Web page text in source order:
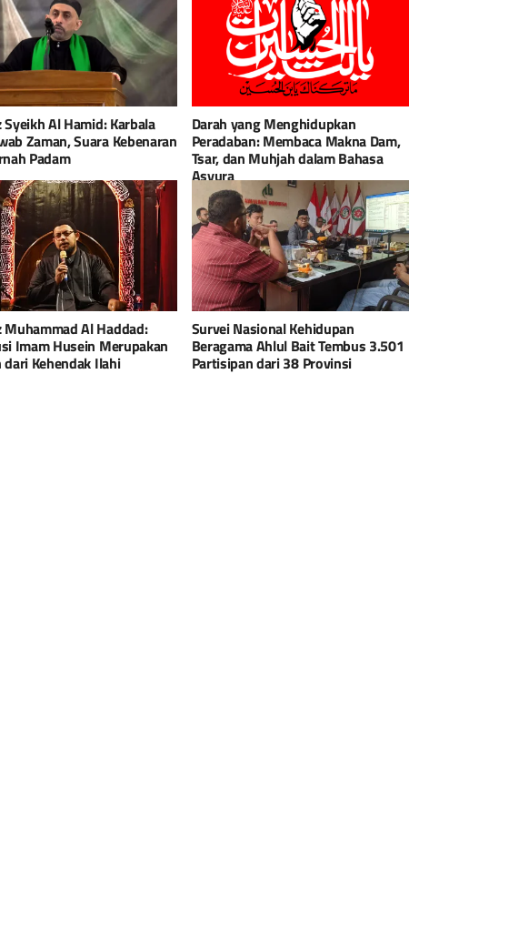
Syeikh Al Hamid: Karbala
Zaman, Suara Kebenaran
Padam
Darah yang Menghidupkan
Peradaban: Membaca Makna Dam,
Tsar, dan Muhjah dalam Bahasa
Asyura
Muhammad Al Haddad:
Imam Husein Merupakan
dari Kehendak Ilahi
Survei Nasional Kehidupan
Beragama Ahlul Bait Tembus 3.501
Partisipan dari 38 Provinsi